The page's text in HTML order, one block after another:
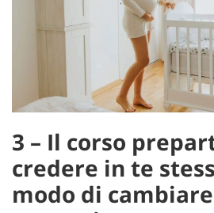
3 – Il corso
credere in te
modo di